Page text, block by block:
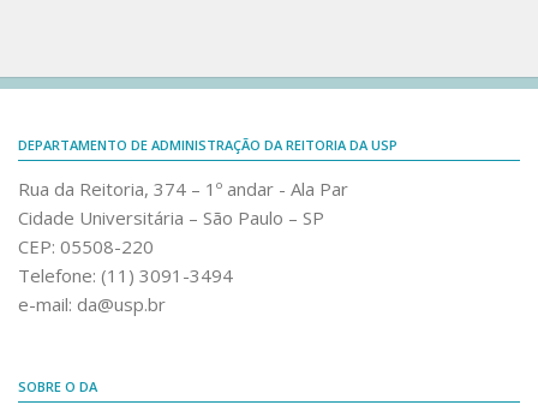
Portal Compras SP
Compras.gov.br
Contratos.gov.br
Obrasgov.br
Minha Área SP.gov.br
Sistema e-Sanções
Cadastro SEI!
Informes SEI
Canal do YouTube
Acesso restrito
Desktop Virtual
Galeria AppSheet
Help Desk
DEPARTAMENTO DE ADMINISTRAÇÃO DA REITORIA DA USP
Rua da Reitoria, 374 – 1º andar - Ala Par
Cidade Universitária – São Paulo – SP
CEP: 05508-220
Telefone: (11) 3091-3494
e-mail: da@usp.br
SOBRE O DA